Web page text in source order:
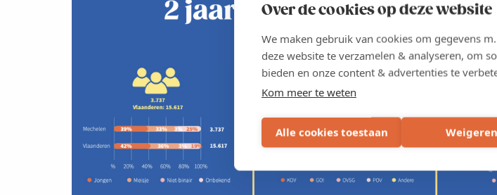
Over de cookies op deze website
We maken gebruik van cookies om gegevens
deze website te verzamelen & analyseren, om
bieden en onze content & advertenties te
Kom meer te weten
Alle cookies toestaan Weigeren